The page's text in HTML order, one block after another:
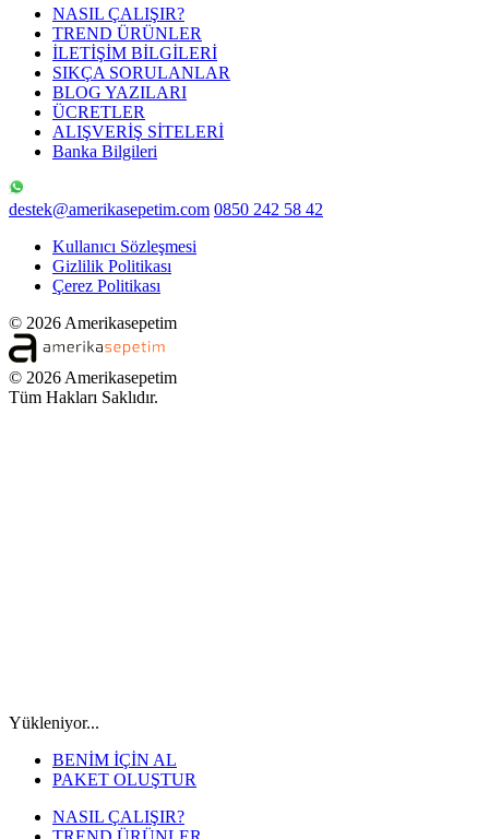
NASIL ÇALIŞIR?
TREND ÜRÜNLER
İLETİŞİM BİLGİLERİ
SIKÇA SORULANLAR
BLOG YAZILARI
ÜCRETLER
ALIŞVERİŞ SİTELERİ
Banka Bilgileri
destek@amerikasepetim.com 0850 242 58 42
Kullanıcı Sözleşmesi
Gizlilik Politikası
Çerez Politikası
© 2026 Amerikasepetim
© 2026 Amerikasepetim
Tüm Hakları Saklıdır.
Yükleniyor...
BENİM İÇİN AL
PAKET OLUŞTUR
NASIL ÇALIŞIR?